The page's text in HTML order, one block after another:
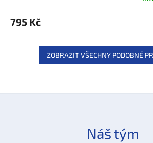
795 Kč
ZOBRAZIT VŠECHNY PODOBNÉ
Náš tým